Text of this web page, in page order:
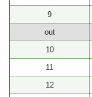
9
out
10
11
12